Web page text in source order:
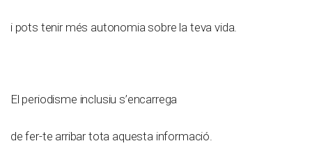
i pots tenir més autonomia sobre la teva vida.
El periodisme inclusiu s’encarrega
de fer-te arribar tota aquesta informació.